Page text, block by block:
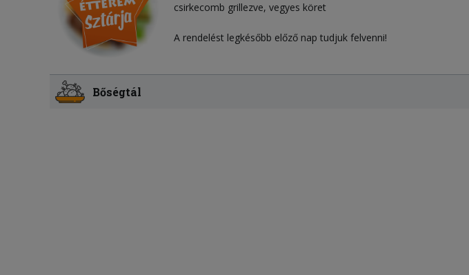
csirkecomb grillezve, vegyes köret
A rendelést legkésőbb előző nap tudjuk felvenni!
Bőségtál